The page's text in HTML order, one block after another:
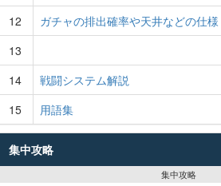
12
ガチャの排出確率や天井などの仕様
13
14
戦闘システム解説
15
用語集
集中攻略
集中攻略